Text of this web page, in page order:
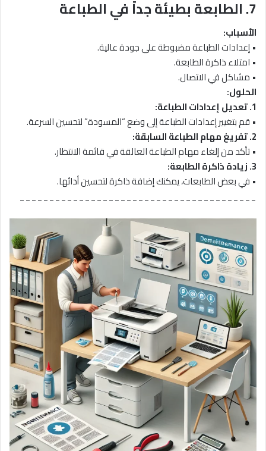
7. الطابعة بطيئة جداً في الطباعة
الأسباب:
• إعدادات الطباعة مضبوطة على جودة عالية.
• امتلاء ذاكرة الطابعة.
• مشاكل في الاتصال.
الحلول:
1. تعديل إعدادات الطباعة:
• قم بتغيير إعدادات الطباعة إلى وضع “المسودة” لتحسين السرعة.
2. تفريغ مهام الطباعة السابقة:
• تأكد من إلغاء مهام الطباعة العالقة في قائمة الانتظار.
3. زيادة ذاكرة الطابعة:
• في بعض الطابعات، يمكنك إضافة ذاكرة لتحسين أدائها.
________________________________________